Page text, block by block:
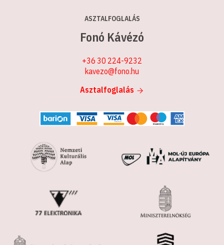
ASZTALFOGLALÁS
Fonó Kávézó
+36 30 224-9232
kavezo@fono.hu
Asztalfoglalás